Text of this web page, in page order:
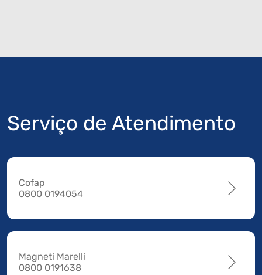
Serviço de Atendimento
Cofap
0800 0194054
Magneti Marelli
0800 0191638